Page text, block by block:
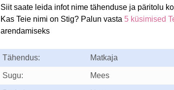
Siit saate leida infot nime tähenduse ja päritolu
Kas Teie nimi on Stig? Palun vasta 5 küsimised
arendamiseks
Tähendus: Matkaja
Sugu: Mees